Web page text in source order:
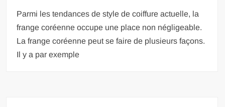
Parmi les tendances de style de coiffure actuelle, la
frange coréenne occupe une place non négligeable.
La frange coréenne peut se faire de plusieurs façons.
Il y a par exemple